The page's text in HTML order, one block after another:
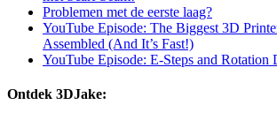
Problemen met de eerste laag?
YouTube Episode: The Biggest 3D
Assembled (And It’s Fast!)
YouTube Episode: E-Steps and Rotation
Ontdek 3DJake: